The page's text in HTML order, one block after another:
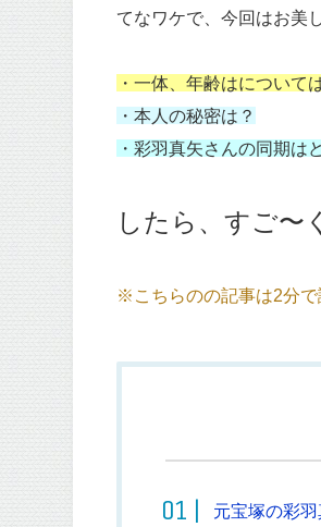
てなワケで、今回はお美
・一体、年齢はについて
・本人の秘密は？
・彩羽真矢さんの同期は
したら、すご〜
※こちらのの記事は2分で
元宝塚の彩